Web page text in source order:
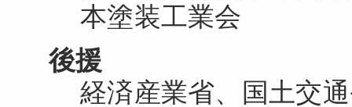
本塗装工業会
後援
経済産業省、国土交